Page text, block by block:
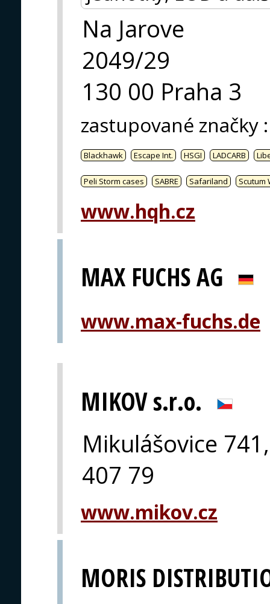
Na Jarove
2049/29
130 00 Praha 3
zastupované značky :
Blackhawk Escape Int. HSGI LADCARB
Peli Storm cases SABRE Safariland Scutum
www.hqh.cz
MAX FUCHS AG
www.max-fuchs.de
MIKOV s.r.o.
Mikulášovice 741,
407 79
www.mikov.cz
MORIS